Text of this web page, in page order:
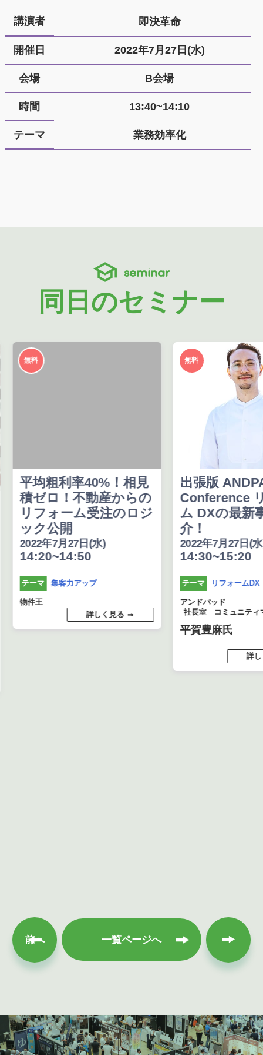
講演者 即決革命
開催日 2022年7月27日(水)
会場 B会場
時間 13:40~14:10
テーマ 業務効率化
seminar
同日のセミナー
無料
平均粗利率40%！相見
積ゼロ！不動産からの
リフォーム受注のロジ
ック公開
2022年7月27日(水)
14:20~14:50
テーマ 集客力アップ
物件王
詳しく見る
無料
出張版
Conference
ム DXの最新
介！
2022年7月27日(
14:30~15:20
テーマ リフォームDX
アンドパッド
社長室 コミュニティ
平賀豊麻氏
詳
前へ 一覧ページへ
次へ